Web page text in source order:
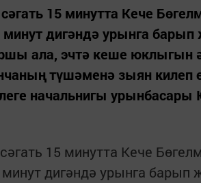
15 минутта Кече
дигәндә урынга
ала, эчтә кеше юклыгын
түшәменә зыян килеп
начальнигы
15 минутта Кече
дигәндә урынга барып